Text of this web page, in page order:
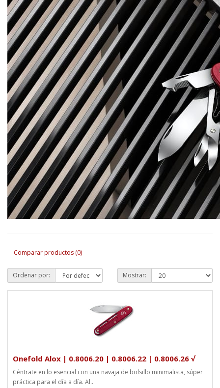
Comparar productos (0)
Ordenar por: Mostrar:
Onefold Alox | 0.8006.20 | 0.8006.22 | 0.8006.26 √
Céntrate en lo esencial con una navaja de bolsillo minimalista, súper
práctica para el día a día. Al..